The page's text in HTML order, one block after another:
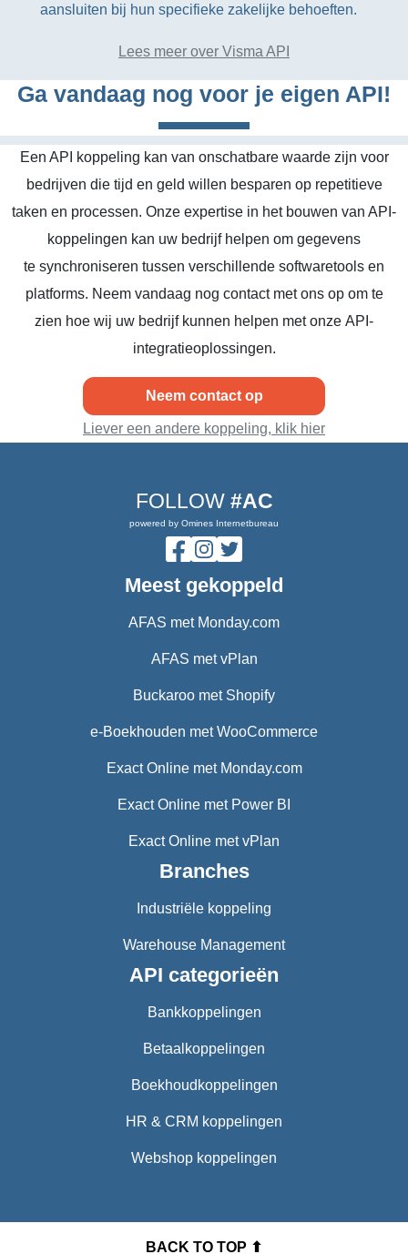
aansluiten bij hun specifieke zakelijke behoeften.
Lees meer over Visma API
Ga vandaag nog voor je eigen API!
Een API koppeling kan van onschatbare waarde zijn voor
bedrijven die tijd en geld willen besparen op repetitieve
taken en processen. Onze expertise in het bouwen van API-
koppelingen kan uw bedrijf helpen om gegevens
te synchroniseren tussen verschillende softwaretools en
platforms. Neem vandaag nog contact met ons op om te
zien hoe wij uw bedrijf kunnen helpen met onze API-
integratieoplossingen.
Neem contact op
Liever een andere koppeling, klik hier
FOLLOW #AC
powered by Omines Internetbureau
Meest gekoppeld
AFAS met Monday.com
AFAS met vPlan
Buckaroo met Shopify
e-Boekhouden met WooCommerce
Exact Online met Monday.com
Exact Online met Power BI
Exact Online met vPlan
Branches
Industriële koppeling
Warehouse Management
API categorieën
Bankkoppelingen
Betaalkoppelingen
Boekhoudkoppelingen
HR & CRM koppelingen
Webshop koppelingen
BACK TO TOP ⬆